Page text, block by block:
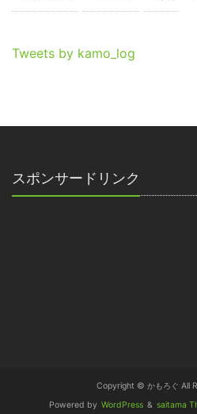
Tweets by kamo_log
スポンサードリンク
Copyright © かもろぐ All
Powered by WordPress & saitama